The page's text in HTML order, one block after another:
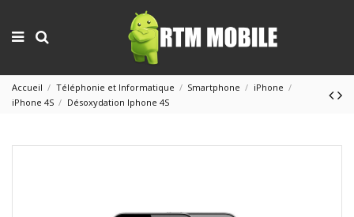
Accueil Téléphonie et Informatique Smartphone
iPhone
iPhone 4S
Désoxydation Iphone 4S